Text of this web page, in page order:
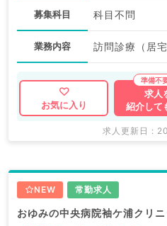
募集科目 科目不問
業務内容 訪問診療（居
お気に入り
求人
紹介して
求人更新日 :
NEW 常勤求人
おゆみの中央病院袖ケ浦クリニ